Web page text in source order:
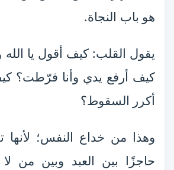
هو باب النجاة.
يقول القلب: كيف أقول يا
كيف أرفع يدي وأنا فرّطت؟
أكرر السقوط؟
وهذا من خداع النفس؛ لأنها
حاجزًا بين العبد وبين من لا